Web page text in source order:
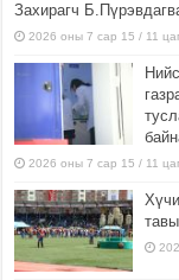
Захирагч
2026 оны 7 сар 15 / 11
2026 оны 7 сар 15 / 11